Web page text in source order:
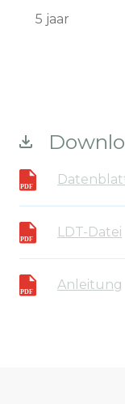
5 jaar
LDT-Datei
Anleitung